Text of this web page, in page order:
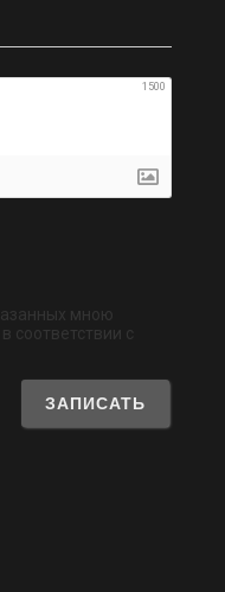
1500
мною
с